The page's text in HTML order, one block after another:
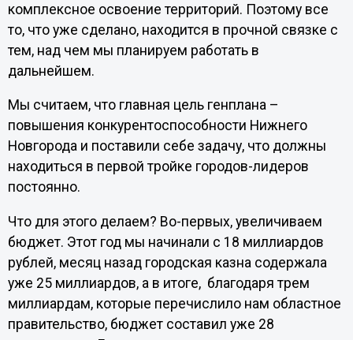
комплексное освоение территорий. Поэтому все
то, что уже сделано, находится в прочной связке с
тем, над чем мы планируем работать в
дальнейшем.
Мы считаем, что главная цель генплана –
повышения конкурентоспособности Нижнего
Новгорода и поставили себе задачу, что должны
находиться в первой тройке городов-лидеров
постоянно.
Что для этого делаем? Во-первых, увеличиваем
бюджет. Этот год мы начинали с 18 миллиардов
рублей, месяц назад городская казна содержала
уже 25 миллиардов, а в итоге, благодаря трем
миллиардам, которые перечислило нам областное
правительство, бюджет составил уже 28